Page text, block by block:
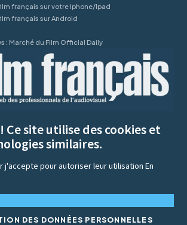
français sur votre Iphone/Ipad
français sur Android
: Marché du Film Official Daily
! Ce site utilise des cookies et
similaires.
j'accepte pour autoriser leur utilisationEn
DES DONNÉES PERSONNELLES